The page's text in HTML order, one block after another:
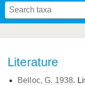
Literature
Belloc, G. 1938.